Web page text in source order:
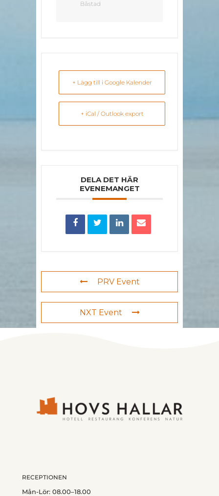
Båstad
+ Lägg till i Google Kalender
+ iCal / Outlook export
DELA DET HÄR
EVENEMANGET
PRV Event
NXT Event
RECEPTIONEN
Mån-Lör: 08.00–18.00